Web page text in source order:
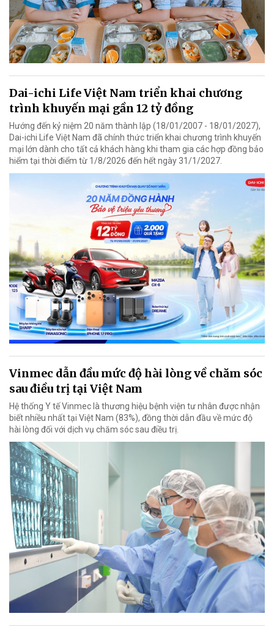
Dai-ichi Life Việt Nam triển khai chương
trình khuyến mại gần 12 tỷ đồng
Hướng đến kỷ niệm 20 năm thành lập (18/01/2007 - 18/01/2027),
Dai-ichi Life Việt Nam đã chính thức triển khai chương trình khuyến
mại lớn dành cho tất cả khách hàng khi tham gia các hợp đồng bảo
hiểm tại thời điểm từ 1/8/2026 đến hết ngày 31/1/2027.
Vinmec dẫn đầu mức độ hài lòng về chăm sóc
sau điều trị tại Việt Nam
Hệ thống Y tế Vinmec là thương hiệu bệnh viện tư nhân được nhận
biết nhiều nhất tại Việt Nam (83%), đồng thời dẫn đầu về mức độ
hài lòng đối với dịch vụ chăm sóc sau điều trị.